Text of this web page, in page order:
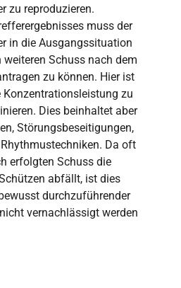
zu reproduzieren.
muss der
in die Ausgangssituation
weiteren Schuss nach dem
zu können. Hier ist
zu
Dies beinhaltet aber
Störungsbeseitigungen,
Da oft
erfolgten Schuss die
abfällt, ist dies
durchzuführender
vernachlässigt werden